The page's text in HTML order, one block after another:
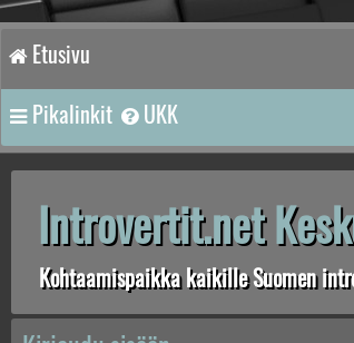
Etusivu
Pikalinkit UKK
Introvertit.net
Kohtaamispaikka kaikille Suomen